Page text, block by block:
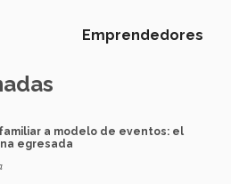
Emprendedores
a modelo de eventos: el
egresada